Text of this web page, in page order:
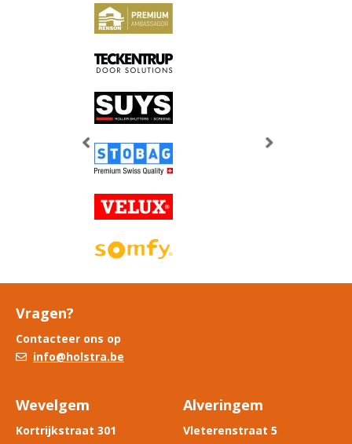
Vorige Volgende
Vragen?
Contacteer ons op
info@holstra.be
Wevelgem
Kortrijkstraat 301
Alveringem
Vleterenstraat 5